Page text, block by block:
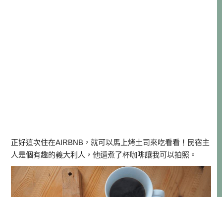
正好這次住在AIRBNB，就可以馬上烤土司來吃看看！民宿主
人是個有趣的義大利人，他還煮了杯咖啡讓我可以拍照。